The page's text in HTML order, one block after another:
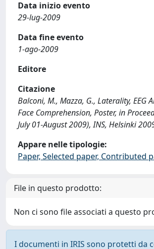
Data inizio evento
29-lug-2009
Data fine evento
1-ago-2009
Editore
Citazione
Balconi, M., Mazza, G., Laterality,
Face Comprehension, Poster, in
July 01-August 2009), INS, Helsinki
Appare nelle tipologie:
Paper, Selected paper, Contributed
File in questo prodotto:
Non ci sono file associati a questo
I documenti in IRIS sono protetti da